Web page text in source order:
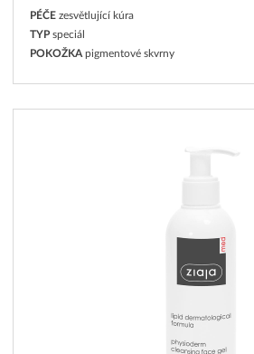
PÉČE zesvětlující kúra
TYP speciál
POKOŽKA pigmentové skvrny